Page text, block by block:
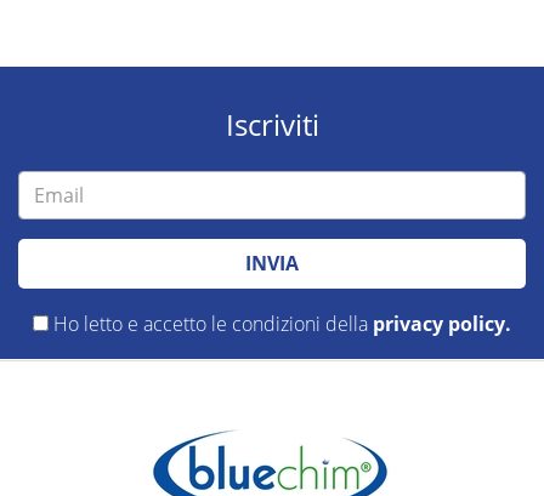
Iscriviti
INVIA
Ho letto e accetto le condizioni della privacy policy.